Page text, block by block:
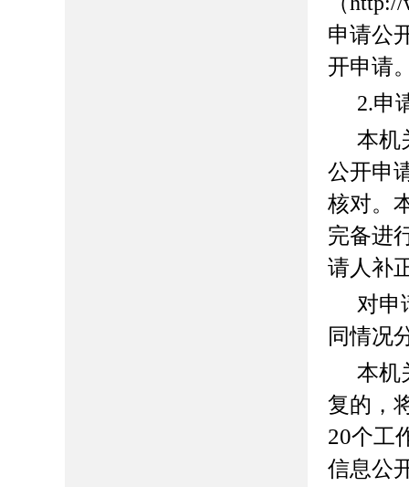
申请公
开申请
2.申
本机
公开申
核对。
完备进
请人补
对申
同情况
本机
复的，
20个工
信息公